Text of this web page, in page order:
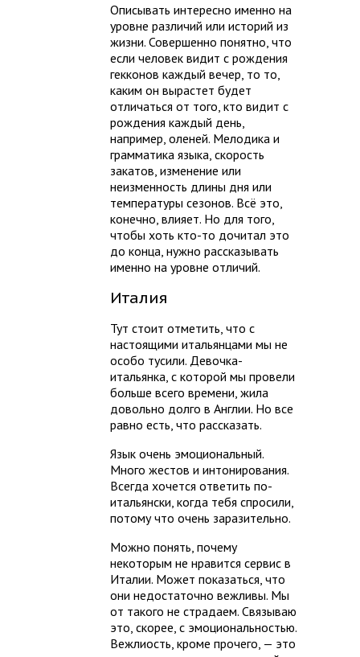
Описывать интересно именно на
уровне различий или историй из
жизни. Совершенно понятно, что
если человек видит с рождения
гекконов каждый вечер, то то,
каким он вырастет будет
отличаться от того, кто видит с
рождения каждый день,
например, оленей. Мелодика и
грамматика языка, скорость
закатов, изменение или
неизменность длины дня или
температуры сезонов. Всё это,
конечно, влияет. Но для того,
чтобы хоть кто-то дочитал это
до конца, нужно рассказывать
именно на уровне отличий.
Италия
Тут стоит отметить, что с
настоящими итальянцами мы не
особо тусили. Девочка-
итальянка, с которой мы провели
больше всего времени, жила
довольно долго в Англии. Но все
равно есть, что рассказать.
Язык очень эмоциональный.
Много жестов и интонирования.
Всегда хочется ответить по-
итальянски, когда тебя спросили,
потому что очень заразительно.
Можно понять, почему
некоторым не нравится сервис в
Италии. Может показаться, что
они недостаточно вежливы. Мы
от такого не страдаем. Связываю
это, скорее, с эмоциональностью.
Вежлиость, кроме прочего, — это